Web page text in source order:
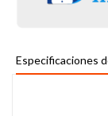
Especificaciones